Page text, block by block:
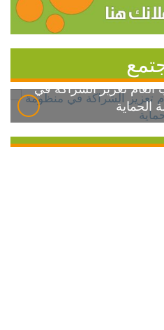
العام تعزيز الشراكة في
الحماية